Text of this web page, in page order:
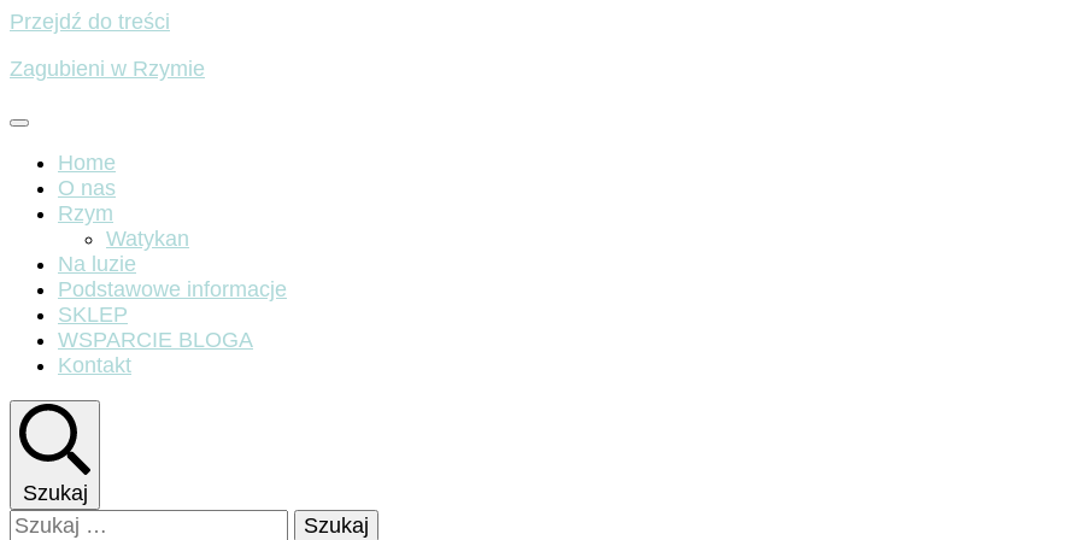
Przejdź do treści
Zagubieni w Rzymie
Home
O nas
Rzym
Watykan
Na luzie
Podstawowe informacje
SKLEP
WSPARCIE BLOGA
Kontakt
Szukaj
Szukaj: